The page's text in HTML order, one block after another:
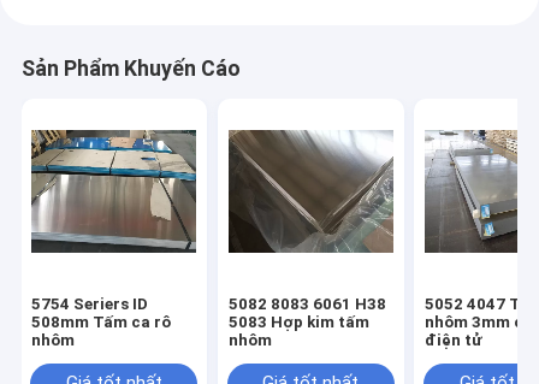
Sản Phẩm Khuyến Cáo
5754 Seriers ID
508mm Tấm ca rô
nhôm
5082 8083 6061 H38
5083 Hợp kim tấm
nhôm
5052 4047
nhôm 3mm
điện tử